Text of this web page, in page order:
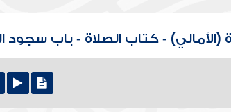
(الأمالي) - كتاب الصلاة - باب سجود